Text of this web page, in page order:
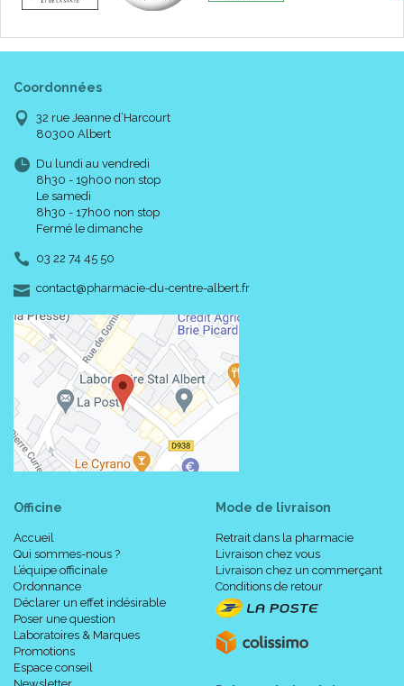
Coordonnées
32 rue Jeanne d’Harcourt
80300 Albert
Du lundi au vendredi
8h30 - 19h00 non stop
Le samedi
8h30 - 17h00 non stop
Fermé le dimanche
03 22 74 45 50
contact-
@-
pharmacie-du-centre-albert.fr
Officine
Accueil
Qui sommes-nous ?
L’équipe officinale
Ordonnance
Déclarer un effet indésirable
Poser une question
Laboratoires & Marques
Promotions
Espace conseil
Mode de livraison
Retrait dans la pharmacie
Livraison chez vous
Livraison chez un commerçant
Conditions de retour